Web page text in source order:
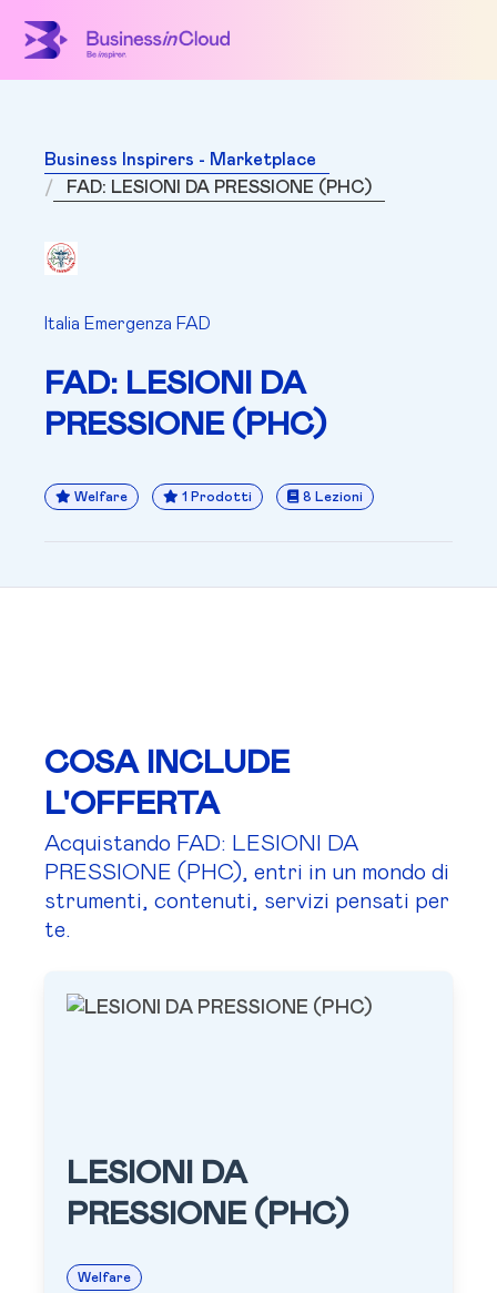
Business Inspirers - Marketplace
FAD: LESIONI DA PRESSIONE (PHC)
Italia Emergenza FAD
FAD: LESIONI DA
PRESSIONE (PHC)
Welfare 1 Prodotti 8 Lezioni
COSA INCLUDE
L'OFFERTA
Acquistando FAD: LESIONI DA
PRESSIONE (PHC), entri in un mondo di
strumenti, contenuti, servizi pensati per
te.
LESIONI DA
PRESSIONE (PHC)
Welfare